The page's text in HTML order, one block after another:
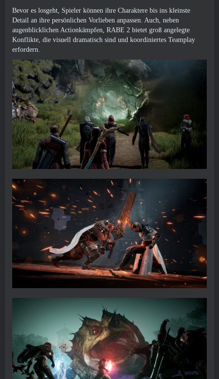
Bevor es losgeht, Spieler können ihre Charaktere bis ins kleinste
Detail an ihre persönlichen Vorlieben anpassen. Auch, neben
augenblicklichen Actionkämpfen, RABE 2 bietet groß angelegte
Konflikte, die visuell dramatisch sind und koordiniertes Teamplay
erfordern.